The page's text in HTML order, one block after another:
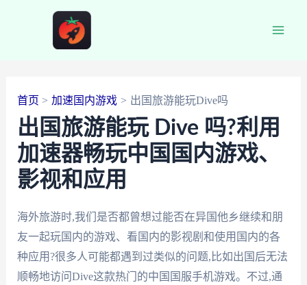
首页 加速国内游戏 出国旅游能玩Dive吗
出国旅游能玩 Dive 吗?利用
加速器畅玩中国国内游戏、
影视和应用
海外旅游时,我们是否都曾想过能否在异国他乡继续和朋
友一起玩国内的游戏、看国内的影视剧和使用国内的各
种应用?很多人可能都遇到过类似的问题,比如出国后无法
顺畅地访问Dive这款热门的中国国服手机游戏。不过,通